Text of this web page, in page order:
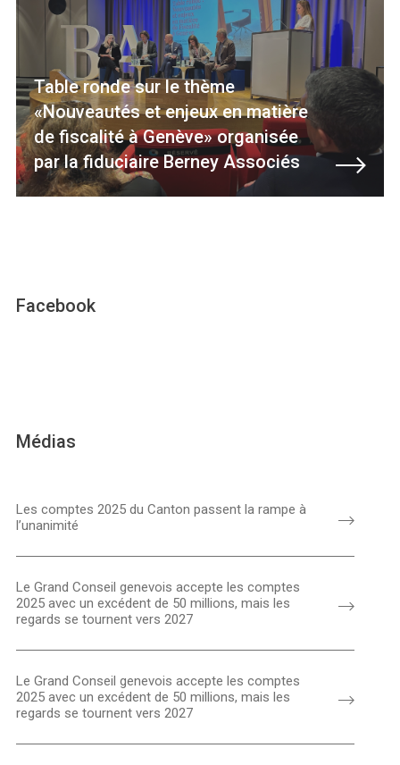
Table ronde sur le thème
«Nouveautés et enjeux en matière
de fiscalité à Genève» organisée
par la fiduciaire Berney Associés
Facebook
Médias
Les comptes 2025 du Canton passent la rampe à
l’unanimité
Le Grand Conseil genevois accepte les comptes
2025 avec un excédent de 50 millions, mais les
regards se tournent vers 2027
Le Grand Conseil genevois accepte les comptes
2025 avec un excédent de 50 millions, mais les
regards se tournent vers 2027